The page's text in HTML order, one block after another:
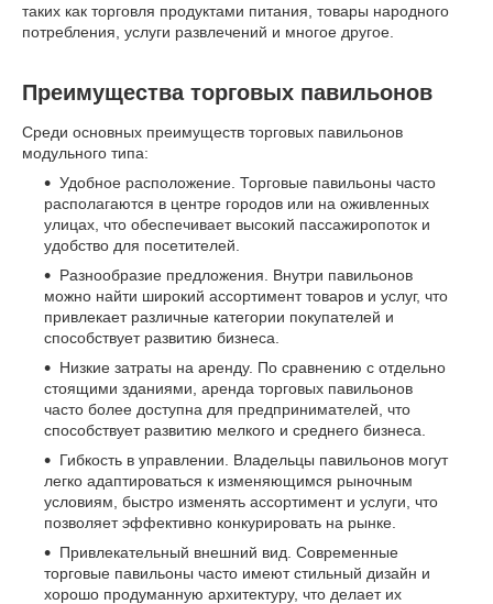
таких как торговля продуктами питания, товары народного
потребления, услуги развлечений и многое другое.
Преимущества торговых павильонов
Среди основных преимуществ торговых павильонов
модульного типа:
Удобное расположение. Торговые павильоны часто
располагаются в центре городов или на оживленных
улицах, что обеспечивает высокий пассажиропоток и
удобство для посетителей.
Разнообразие предложения. Внутри павильонов
можно найти широкий ассортимент товаров и услуг, что
привлекает различные категории покупателей и
способствует развитию бизнеса.
Низкие затраты на аренду. По сравнению с отдельно
стоящими зданиями, аренда торговых павильонов
часто более доступна для предпринимателей, что
способствует развитию мелкого и среднего бизнеса.
Гибкость в управлении. Владельцы павильонов могут
легко адаптироваться к изменяющимся рыночным
условиям, быстро изменять ассортимент и услуги, что
позволяет эффективно конкурировать на рынке.
Привлекательный внешний вид. Современные
торговые павильоны часто имеют стильный дизайн и
хорошо продуманную архитектуру, что делает их